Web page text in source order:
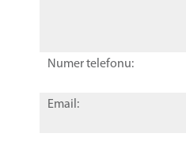
Numer telefonu:
Email: